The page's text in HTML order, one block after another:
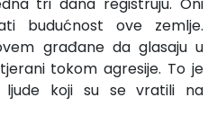
tri dana registruju. Oni
budućnost ove zemlje.
građane da glasaju u
tokom agresije. To je
koji su se vratili na